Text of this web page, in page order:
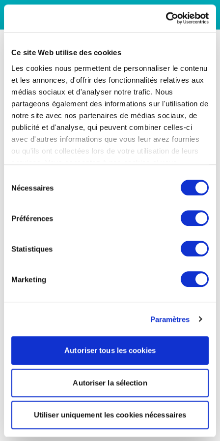
Ce site Web utilise des cookies
Les cookies nous permettent de personnaliser le contenu
et les annonces, d'offrir des fonctionnalités relatives aux
médias sociaux et d'analyser notre trafic. Nous
partageons également des informations sur l'utilisation de
notre site avec nos partenaires de médias sociaux, de
publicité et d'analyse, qui peuvent combiner celles-ci
avec d'autres informations que vous leur avez fournies
ou qu'ils ont collectées lors de votre utilisation de leurs
Nécessaires
Préférences
Statistiques
Marketing
Paramètres
Autoriser tous les cookies
Autoriser la sélection
Utiliser uniquement les cookies nécessaires